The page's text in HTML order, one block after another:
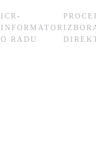
ICR-
INFORMATOR
O RADU